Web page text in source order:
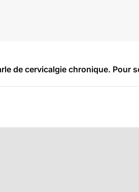
de cervicalgie chronique. Pour